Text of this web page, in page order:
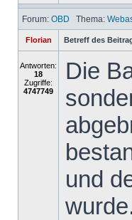
Forum: OBD Thema:
Florian Betreff des
Antworten:
18
Zugriffe:
4747749
Die
und